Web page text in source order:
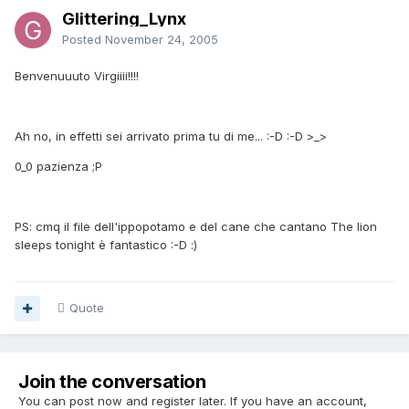
Glittering_Lynx
Posted November 24, 2005
Benvenuuuto Virgiiii!!!!
Ah no, in effetti sei arrivato prima tu di me... :-D :-D >_>
0_0 pazienza ;P
PS: cmq il file dell'ippopotamo e del cane che cantano The lion
sleeps tonight è fantastico :-D :)
Quote
Join the conversation
You can post now and register later. If you have an account,